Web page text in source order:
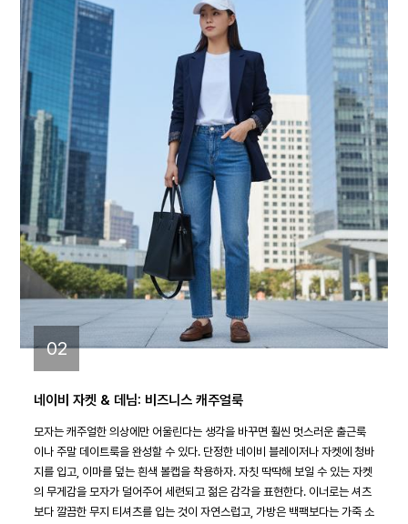
02
네이비 자켓 & 데님: 비즈니스 캐주얼룩
모자는 캐주얼한 의상에만 어울린다는 생각을 바꾸면 훨씬 멋스러운 출근룩
이나 주말 데이트룩을 완성할 수 있다. 단정한 네이비 블레이저나 자켓에 청바
지를 입고, 이마를 덮는 흰색 볼캡을 착용하자. 자칫 딱딱해 보일 수 있는 자켓
의 무게감을 모자가 덜어주어 세련되고 젊은 감각을 표현한다. 이너로는 셔츠
보다 깔끔한 무지 티셔츠를 입는 것이 자연스럽고, 가방은 백팩보다는 가죽 소